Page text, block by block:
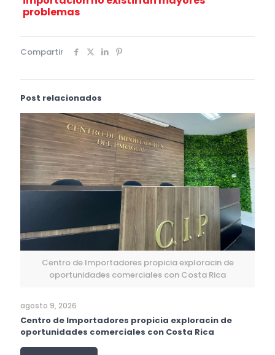
problemas
Compartir
Post relacionados
Centro de Importadores propicia exploracin de
oportunidades comerciales con Costa Rica
agosto 9, 2026
Centro de Importadores propicia exploracin de
oportunidades comerciales con Costa Rica